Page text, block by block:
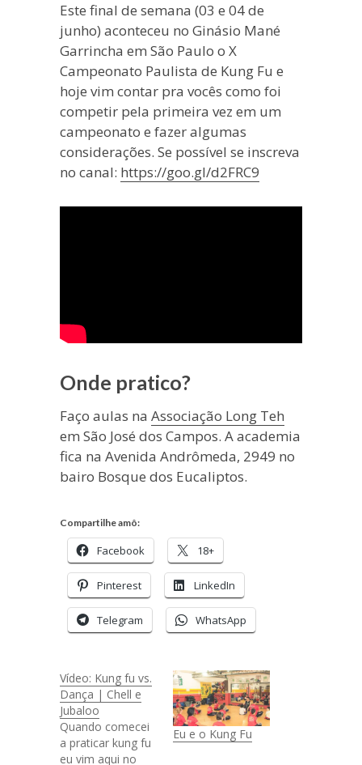
Este final de semana (03 e 04 de
junho) aconteceu no Ginásio Mané
Garrincha em São Paulo o X
Campeonato Paulista de Kung Fu e
hoje vim contar pra vocês como foi
competir pela primeira vez em um
campeonato e fazer algumas
considerações. Se possível se inscreva
no canal: https://goo.gl/d2FRC9
Onde pratico?
Faço aulas na Associação Long Teh
em São José dos Campos. A academia
fica na Avenida Andrômeda, 2949 no
bairo Bosque dos Eucaliptos.
Compartilhe amô:
Facebook 18+
Pinterest LinkedIn
Telegram WhatsApp
Vídeo: Kung fu vs.
Dança | Chell e
Jubaloo
Quando comecei
a praticar kung fu
eu vim aqui no
Eu e o Kung Fu